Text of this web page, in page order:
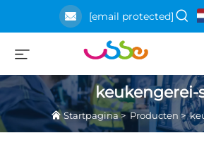
[email protected]
keukengerei-
Startpagina>Producten>